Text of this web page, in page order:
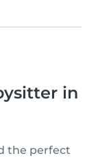
in
the perfect